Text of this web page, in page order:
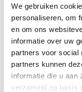
We gebruiken
personaliseren, om
en om ons
informatie over uw
partners voor social
partners kunnen
informatie die u aan
verzameld op basis
brandwonden
branddeken in
branddeken
zeker niet duur
beschikken over
werkende
bestel jouw